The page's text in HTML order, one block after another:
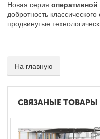
Новая серия
добротность
продвинутые
На главную
СВЯЗАНЫЕ ТОВАРЫ